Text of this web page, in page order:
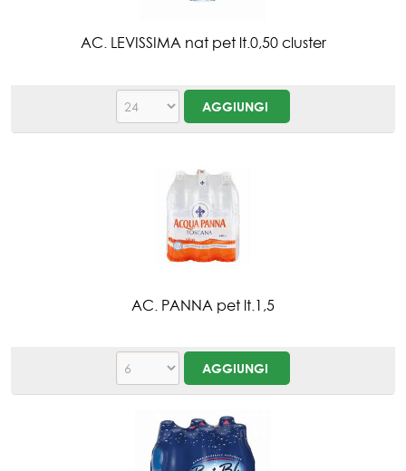
AC. LEVISSIMA nat pet lt.0,50 cluster
AC. PANNA pet lt.1,5